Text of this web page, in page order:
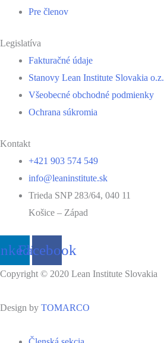
Pre členov
Legislatíva
Fakturačné údaje
Stanovy Lean Institute Slovakia o.z.
Všeobecné obchodné podmienky
Ochrana súkromia
Kontakt
+421 903 574 549
info@leaninstitute.sk
Trieda SNP 283/64, 040 11
Košice – Západ
Facebook
Copyright © 2020 Lean Institute Slovakia
Design by TOMARCO